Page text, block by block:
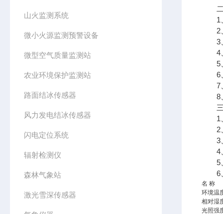
山火监测系统
微小火源监测预警设备
微型空气质量监测站
农业环境保护监测站
路面结冰传感器
风力发电结冰传感器
闪电定位系统
辐射检测仪
森林气象站
激光雪深传感器
二
1、
2、
3、
4、
5、
6、
7、
8、
三
1、
2、
3、
4、
5、
6、
名 称
环境温
相对湿
光照强